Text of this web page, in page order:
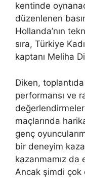
kentinde
düzenlenen
Hollanda’nın
sıra, Türkiye
kaptanı Meliha
Diken, toplantıda
performansı ve
maçlarında
genç
bir deneyim
kazanmamız da
Ancak şimdi